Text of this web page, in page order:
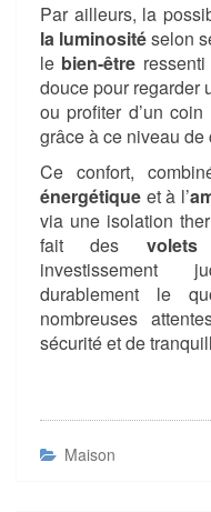
Par ailleurs, la
la luminositéselon
le bien-être
douce pour regarder
ou profiter d’un
grâce à ce niveau de
Ce confort,
énergétique et à l’
via une isolation
fait des
investissement
durablement le
nombreuses
sécurité et de
Maison